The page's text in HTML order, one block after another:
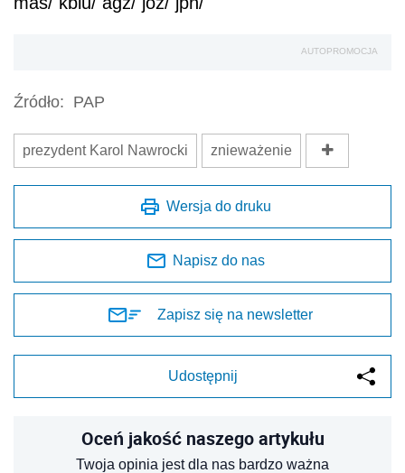
AUTOPROMOCJA
Źródło: PAP
prezydent Karol Nawrocki znieważenie
Wersja do druku
Napisz do nas
Zapisz się na newsletter
Udostępnij
Oceń jakość naszego artykułu
Twoja opinia jest dla nas bardzo ważna